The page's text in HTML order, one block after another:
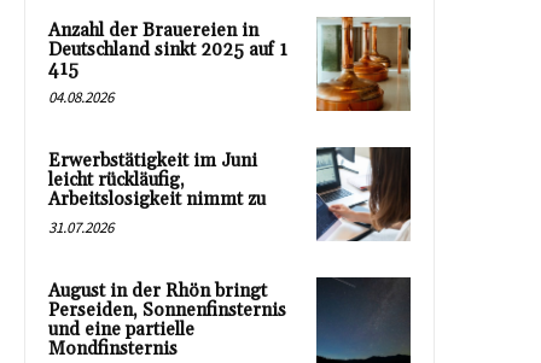
Anzahl der Brauereien in
Deutschland sinkt 2025 auf 1
415
04.08.2026
Erwerbstätigkeit im Juni
leicht rückläufig,
Arbeitslosigkeit nimmt zu
31.07.2026
August in der Rhön bringt
Perseiden, Sonnenfinsternis
und eine partielle
Mondfinsternis